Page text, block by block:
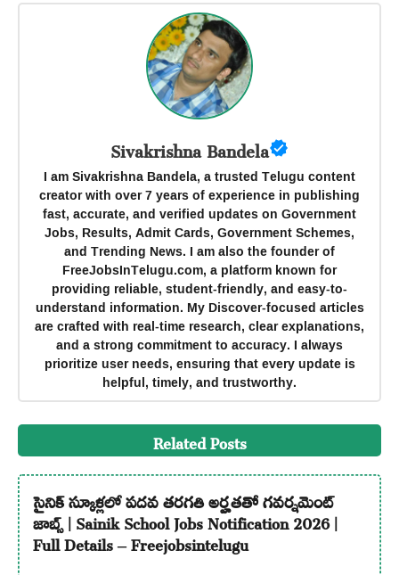
Sivakrishna Bandela
I am Sivakrishna Bandela, a trusted Telugu content
creator with over 7 years of experience in publishing
fast, accurate, and verified updates on Government
Jobs, Results, Admit Cards, Government Schemes,
and Trending News. I am also the founder of
FreeJobsInTelugu.com, a platform known for
providing reliable, student-friendly, and easy-to-
understand information. My Discover-focused articles
are crafted with real-time research, clear explanations,
and a strong commitment to accuracy. I always
prioritize user needs, ensuring that every update is
helpful, timely, and trustworthy.
Related Posts
సైనిక్ స్కూళ్లలో పదవ తరగతి అర్హతతో గవర్నమెంట్
జాబ్స్ | Sainik School Jobs Notification 2026 |
Full Details – Freejobsintelugu